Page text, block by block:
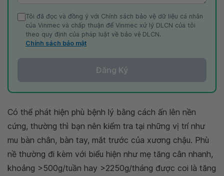
Tôi đã đọc và đồng ý với Chính sách bảo vệ dữ liệu cá nhân
của Vinmec và chấp thuận để Vinmec xử lý DLCN của tôi
theo quy định của pháp luật về bảo vệ DLCN.
Chính sách bảo mật
Đăng Ký
Có thể phát hiện phù bệnh lý bằng cách ấn lên nền
cứng, thường thì bạn nên kiểm tra tại những vị trí như
mu bàn chân, bàn tay, mắt trước của xương chậu. Phù
nề thường đi kèm với biểu hiện như mẹ tăng cân nhanh,
khoảng >500g/tuần hay >2250g/tháng được coi là tăng